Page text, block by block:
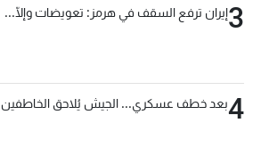
3إيران ترفع السقف في هرمز: تعويضات وإلّا...
4بعد خطف عسكري... الجيش يُلاحق الخاطفين